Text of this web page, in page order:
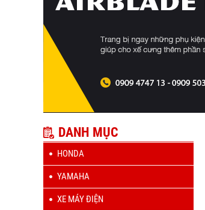
DANH MỤC
HONDA
YAMAHA
XE MÁY ĐIỆN